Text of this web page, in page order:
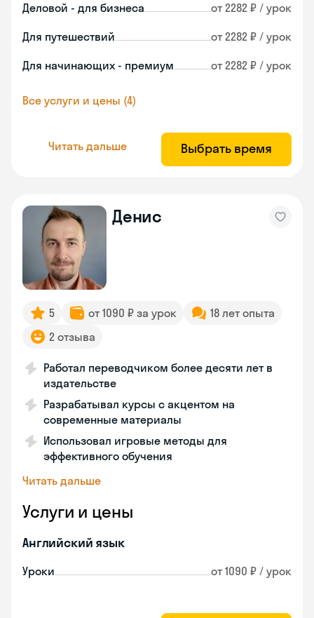
Деловой - для бизнеса от 2282 ₽ / урок
Для путешествий от 2282 ₽ / урок
Для начинающих - премиум от 2282 ₽ / урок
Все услуги и цены (4)
Читать дальше Выбрать время
Денис
5 от 1090 ₽ за урок
18 лет опыта
2 отзыва
Работал переводчиком более десяти лет в
издательстве
Разрабатывал курсы с акцентом на
современные материалы
Использовал игровые методы для
эффективного обучения
Читать дальше
Услуги и цены
Английский язык
Уроки от 1090 ₽ / урок